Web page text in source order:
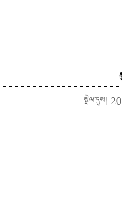
སྤེལ་དུས།